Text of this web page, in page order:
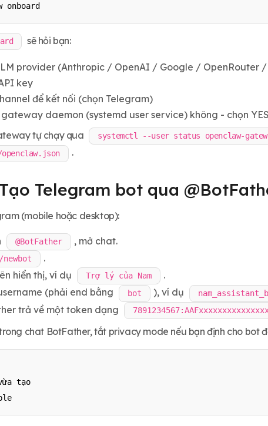
onboard
sẽ hỏi bạn:
provider (Anthropic / OpenAI / Google / OpenRouter
key
để kết nối (chọn Telegram)
daemon (systemd user service) không - chọn
tự chạy qua
systemctl --user status openclaw-
.
Telegram bot qua
(mobile hoặc desktop):
@BotFather
, mở chat.
/newbot
.
hiển thị, ví dụ
Trợ lý của Nam
.
(phải end bằng
bot ), ví dụ
trả về một token dạng
chat BotFather, tắt privacy mode nếu bạn định cho bot
tạo